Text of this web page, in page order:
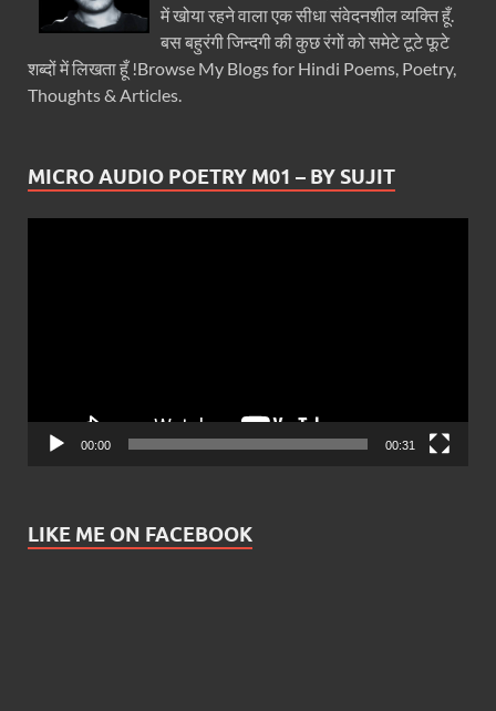
में खोया रहने वाला एक सीधा संवेदनशील व्यक्ति हूँ.
बस बहुरंगी जिन्दगी की कुछ रंगों को समेटे टूटे फूटे
शब्दों में लिखता हूँ !Browse My Blogs for Hindi Poems, Poetry,
Thoughts & Articles.
MICRO AUDIO POETRY M01 – BY SUJIT
00:00 00:31
LIKE ME ON FACEBOOK